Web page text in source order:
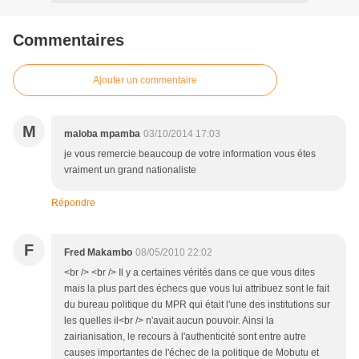
Commentaires
Ajouter un commentaire
M maloba mpamba 03/10/2014 17:03
je vous remercie beaucoup de votre information vous étes
vraiment un grand nationaliste
Répondre
F Fred Makambo 08/05/2010 22:02
<br /> <br /> Il y a certaines vérités dans ce que vous dites
mais la plus part des échecs que vous lui attribuez sont le fait
du bureau politique du MPR qui était l'une des institutions sur
les quelles il<br /> n'avait aucun pouvoir. Ainsi la
zairianisation, le recours à l'authenticité sont entre autre
causes importantes de l'échec de la politique de Mobutu et